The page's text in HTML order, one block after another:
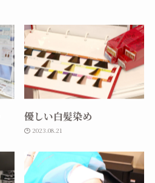
優しい白髪染め
2023.08.21